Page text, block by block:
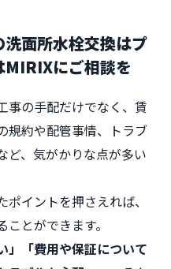
面所水栓交換はプ
MIRIXにご相談を
事の手配だけでなく、賃
規約や配管事情、トラブ
ど、気がかりな点が多い
イントを押さえれば、
とができます。
」「費用や保証について